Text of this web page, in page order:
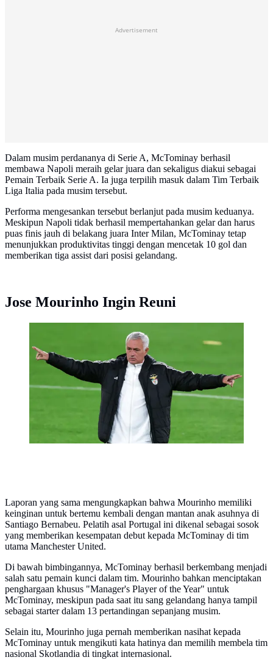
Advertisement
Dalam musim perdananya di Serie A, McTominay berhasil
membawa Napoli meraih gelar juara dan sekaligus diakui sebagai
Pemain Terbaik Serie A. Ia juga terpilih masuk dalam Tim Terbaik
Liga Italia pada musim tersebut.
Performa mengesankan tersebut berlanjut pada musim keduanya.
Meskipun Napoli tidak berhasil mempertahankan gelar dan harus
puas finis jauh di belakang juara Inter Milan, McTominay tetap
menunjukkan produktivitas tinggi dengan mencetak 10 gol dan
memberikan tiga assist dari posisi gelandang.
Jose Mourinho Ingin Reuni
Kunjungan Mourinho ke Stamford Bridge akan
membawa perasaan mendalam. Namun, The Special
One tidak hadir di London untuk mengadakan reuni. Ia
bertekad melanjutkan awal yang baik bersama Benfica.
Laporan yang sama mengungkapkan bahwa Mourinho memiliki
keinginan untuk bertemu kembali dengan mantan anak asuhnya di
Santiago Bernabeu. Pelatih asal Portugal ini dikenal sebagai sosok
yang memberikan kesempatan debut kepada McTominay di tim
utama Manchester United.
Di bawah bimbingannya, McTominay berhasil berkembang menjadi
salah satu pemain kunci dalam tim. Mourinho bahkan menciptakan
penghargaan khusus "Manager's Player of the Year" untuk
McTominay, meskipun pada saat itu sang gelandang hanya tampil
sebagai starter dalam 13 pertandingan sepanjang musim.
Selain itu, Mourinho juga pernah memberikan nasihat kepada
McTominay untuk mengikuti kata hatinya dan memilih membela tim
nasional Skotlandia di tingkat internasional.